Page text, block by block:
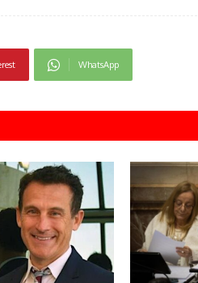
WhatsApp